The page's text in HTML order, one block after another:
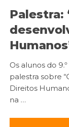
Palestra:
Os alunos do
palestra sobre
Direitos
na …